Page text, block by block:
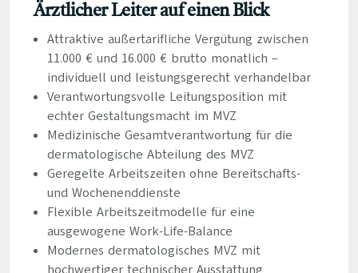
Ärztlicher Leiter auf einen Blick
Attraktive außertarifliche Vergütung zwischen
11.000 € und 16.000 € brutto monatlich –
individuell und leistungsgerecht verhandelbar
Verantwortungsvolle Leitungsposition mit
echter Gestaltungsmacht im MVZ
Medizinische Gesamtverantwortung für die
dermatologische Abteilung des MVZ
Geregelte Arbeitszeiten ohne Bereitschafts-
und Wochenenddienste
Flexible Arbeitszeitmodelle für eine
ausgewogene Work-Life-Balance
Modernes dermatologisches MVZ mit